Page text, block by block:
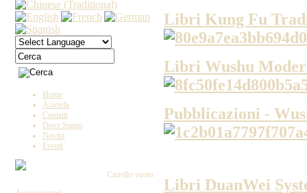
Home
Azienda
Contatti
Dove Siamo
Novità
Eventi
Carrello vuoto
Libri Kung Fu
Libri Wushu
Pubblicazioni -
Libri DuanWei